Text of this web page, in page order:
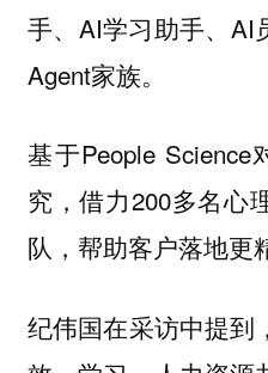
手、AI学习助手、AI
Agent家族。
基于People Science
究，借力200多名心
队，帮助客户落地更
纪伟国在采访中提到